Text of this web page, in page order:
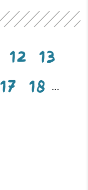
12 13
17 18 …